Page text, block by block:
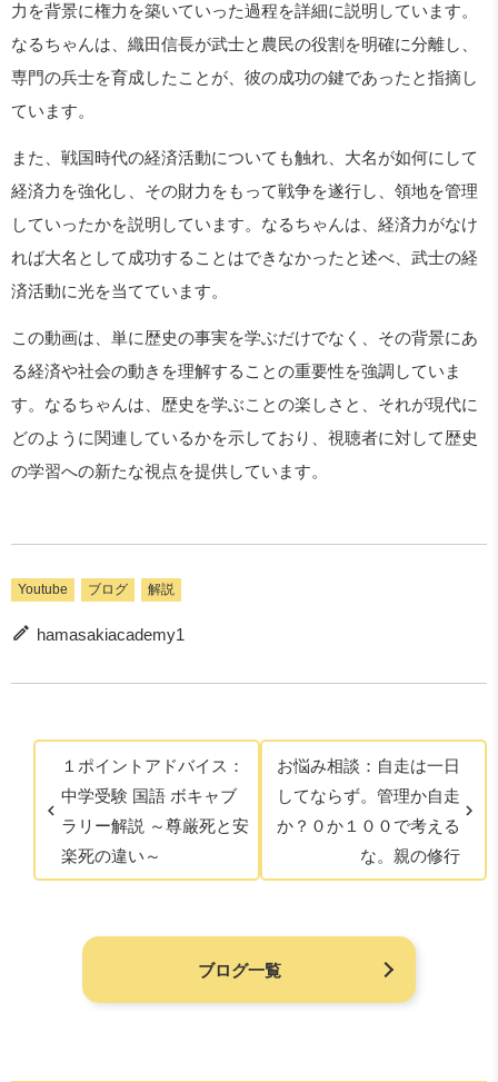
力を背景に権力を築いていった過程を詳細に説明しています。
なるちゃんは、織田信長が武士と農民の役割を明確に分離し、
専門の兵士を育成したことが、彼の成功の鍵であったと指摘し
ています。
また、戦国時代の経済活動についても触れ、大名が如何にして
経済力を強化し、その財力をもって戦争を遂行し、領地を管理
していったかを説明しています。なるちゃんは、経済力がなけ
れば大名として成功することはできなかったと述べ、武士の経
済活動に光を当てています。
この動画は、単に歴史の事実を学ぶだけでなく、その背景にあ
る経済や社会の動きを理解することの重要性を強調していま
す。なるちゃんは、歴史を学ぶことの楽しさと、それが現代に
どのように関連しているかを示しており、視聴者に対して歴史
の学習への新たな視点を提供しています。
Youtube ブログ 解説
hamasakiacademy1
１ポイントアドバイス：
中学受験 国語 ボキャブ
ラリー解説 ～尊厳死と安
楽死の違い～
お悩み相談：自走は一日
してならず。管理か自走
か？０か１００で考える
な。親の修行
ブログ一覧